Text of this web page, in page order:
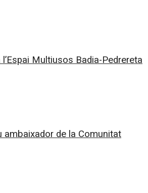
Multiusos Badia-Pedrereta
ambaixador de la Comunitat